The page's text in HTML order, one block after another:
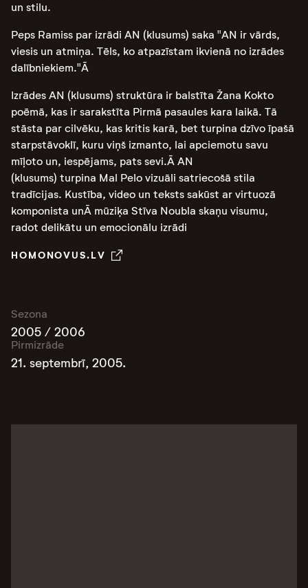
un stilu.
Peps Ramiss par izrādi AN (klusums) saka "AN ir vārds,
viesis un atmiņa. Tēls, ko atpazīstam ikvienā no izrādes
dalībniekiem."Ā
Izrādes AN (klusums) struktūra ir balstīta Žana Kokto
poēmā, kas ir sarakstīta Pirmā pasaules kara laikā. Tā
stāsta par cilvēku, kas kritis karā, bet turpina dzīvo īpašā
starpstāvoklī, kuru viņš izmanto, lai apciemotu savu
mīļoto un, iespējams, pats sevi.Ā AN
(klusums) turpina Mal Pelo vizuāli satriecošā stila
tradīcijas. Kustība, video un teksts sakūst ar virtuozā
komponista unĀ mūziķa Stīva Noubla skaņu visumu,
radot delikātu un emocionālu izrādi
HOMONOVUS.LV
Sezona
2005 / 2006
Pirmizrāde
21. septembrī, 2005.